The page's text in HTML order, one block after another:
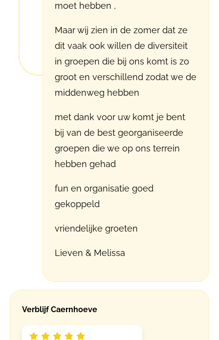
moet hebben ,
Maar wij zien in de zomer dat ze
dit vaak ook willen de diversiteit
in groepen die bij ons komt is zo
groot en verschillend zodat we de
middenweg hebben
met dank voor uw komt je bent
bij van de best georganiseerde
groepen die we op ons terrein
hebben gehad
fun en organisatie goed
gekoppeld
vriendelijke groeten
Lieven & Melissa
Verblijf Caernhoeve